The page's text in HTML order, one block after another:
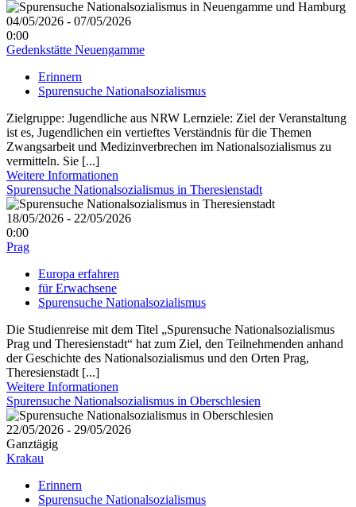
04/05/2026 - 07/05/2026
0:00
Gedenkstätte Neuengamme
Erinnern
Spurensuche Nationalsozialismus
Zielgruppe: Jugendliche aus NRW Lernziele: Ziel der Veranstaltung
ist es, Jugendlichen ein vertieftes Verständnis für die Themen
Zwangsarbeit und Medizinverbrechen im Nationalsozialismus zu
vermitteln. Sie [...]
Weitere Informationen
Spurensuche Nationalsozialismus in Theresienstadt
18/05/2026 - 22/05/2026
0:00
Prag
Europa erfahren
für Erwachsene
Spurensuche Nationalsozialismus
Die Studienreise mit dem Titel „Spurensuche Nationalsozialismus
Prag und Theresienstadt“ hat zum Ziel, den Teilnehmenden anhand
der Geschichte des Nationalsozialismus und den Orten Prag,
Theresienstadt [...]
Weitere Informationen
Spurensuche Nationalsozialismus in Oberschlesien
22/05/2026 - 29/05/2026
Ganztägig
Krakau
Erinnern
Spurensuche Nationalsozialismus